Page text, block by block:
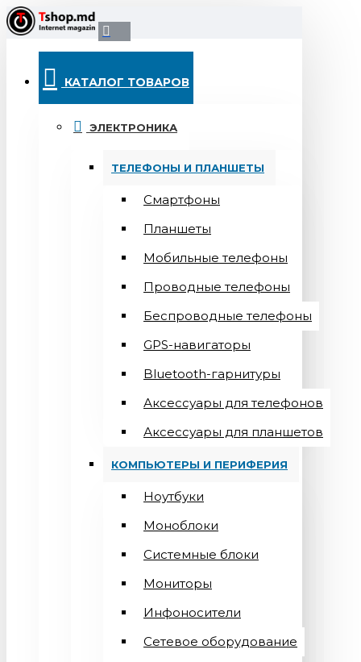
КАТАЛОГ ТОВАРОВ
ЭЛЕКТРОНИКА
ТЕЛЕФОНЫ И ПЛАНШЕТЫ
Смартфоны
Планшеты
Мобильные телефоны
Проводные телефоны
Беспроводные телефоны
GPS-навигаторы
Bluetooth-гарнитуры
Аксессуары для телефонов
Аксессуары для планшетов
КОМПЬЮТЕРЫ И ПЕРИФЕРИЯ
Ноутбуки
Моноблоки
Системные блоки
Мониторы
Инфоносители
Сетевое оборудование